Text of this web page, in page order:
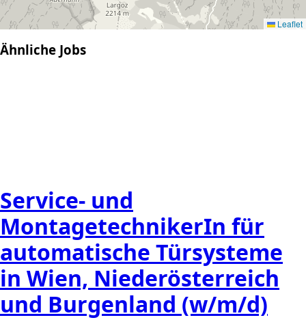
Leaflet
Ähnliche Jobs
Service- und
MontagetechnikerIn für
automatische Türsysteme
in Wien, Niederösterreich
und Burgenland (w/m/d)